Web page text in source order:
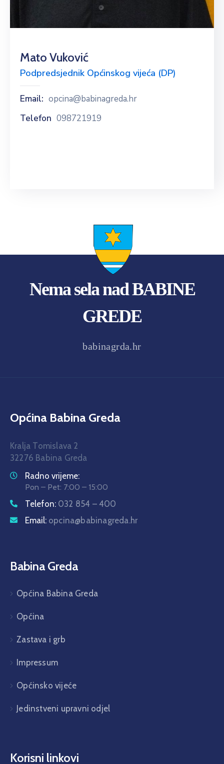
Mato Vuković
Podpredsjednik Općinskog vijeća (DP)
Email: opcina@babinagreda.hr
Telefon 098721919
Nema sela nad BABINE
GREDE
babinagrda.hr
Općina Babina Greda
Kralja Tomislava 2
32276 Babina Greda
Radno vrijeme:
Pon – Pet: 7:00 – 15:00
Telefon: 032 854 – 400
Email: opcina@babinagreda.hr
Babina Greda
Općina Babina Greda
Općina
Zastava i grb
Impressum
Općinsko vijeće
Jedinstveni upravni odjel
Korisni linkovi